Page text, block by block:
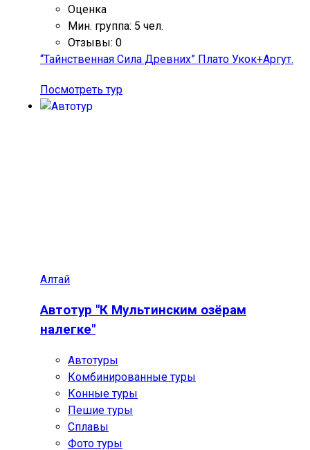
Оценка
Мин. группа: 5 чел.
Отзывы: 0
“Тайнственная Сила Древних” Плато Укок+Аргут.
Посмотреть тур
Алтай
Автотур "К Мультинским озёрам
налегке"
Автотуры
Комбинированные туры
Конные туры
Пешие туры
Сплавы
Фото туры